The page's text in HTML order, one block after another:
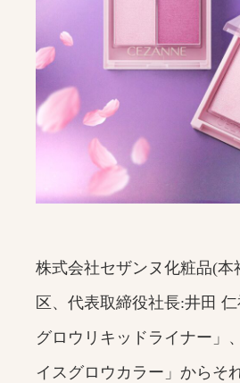
株式会社セザンヌ化粧品(本
区、代表取締役社長:井田
グロウリキッドライナー」
イスグロウカラー」からそ